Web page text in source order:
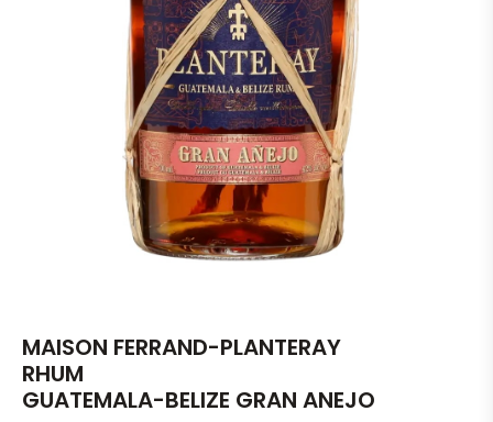
MAISON FERRAND-PLANTERAY
RHUM
GUATEMALA-BELIZE GRAN ANEJO